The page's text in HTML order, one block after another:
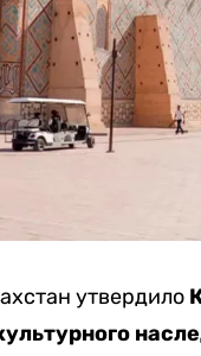
утвердило